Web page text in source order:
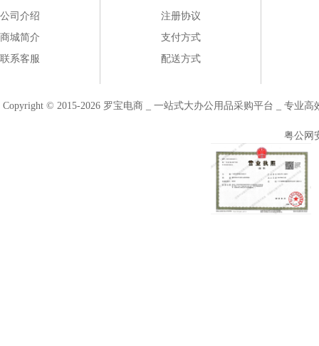
公司介绍
商城简介
联系客服
注册协议
支付方式
配送方式
Copyright © 2015-2026 罗宝电商 _ 一站式大办公用品采购平台 _ 专业
粤公网